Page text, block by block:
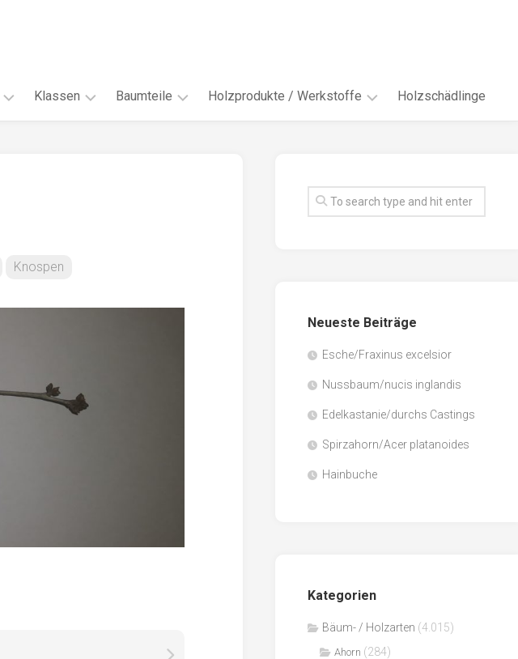
Klassen
18AH
19AH
Baumteile Holzprodukte / Werkstoffe
Faserwerkstoffe
Sägenebenprodukte
Holzschädlinge
Knospen
Neueste Beiträge
Esche/Fraxinus excelsior
Nussbaum/nucis inglandis
Edelkastanie/durchs Castings
Spirzahorn/Acer platanoides
Hainbuche
Kategorien
Bäum- / Holzarten (4.015)
Ahorn (284)